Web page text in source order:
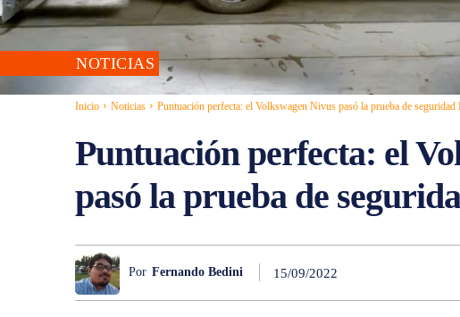
NOTICIAS
Inicio Noticias Puntuación perfecta: el Volkswagen Nivus pasó la prueba de
Puntuación perfecta: el
pasó la prueba de
Por Fernando Bedini 15/09/2022